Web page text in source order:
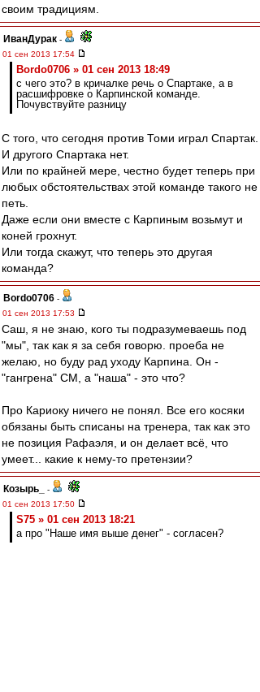
своим традициям.
ИванДурак -
01 сен 2013 17:54
Bordo0706 » 01 сен 2013 18:49
с чего это? в кричалке речь о Спартаке, а в
расшифровке о Карпинской команде.
Почувствуйте разницу
С того, что сегодня против Томи играл Спартак.
И другого Спартака нет.
Или по крайней мере, честно будет теперь при
любых обстоятельствах этой команде такого не
петь.
Даже если они вместе с Карпиным возьмут и
коней грохнут.
Или тогда скажут, что теперь это другая
команда?
Bordo0706 -
01 сен 2013 17:53
Саш, я не знаю, кого ты подразумеваешь под
"мы", так как я за себя говорю. проеба не
желаю, но буду рад уходу Карпина. Он -
"гангрена" СМ, а "наша" - это что?
Про Кариоку ничего не понял. Все его косяки
обязаны быть списаны на тренера, так как это
не позиция Рафаэля, и он делает всё, что
умеет... какие к нему-то претензии?
Козырь_
-
01 сен 2013 17:50
S75 » 01 сен 2013 18:21
а про "Наше имя выше денег" - согласен?